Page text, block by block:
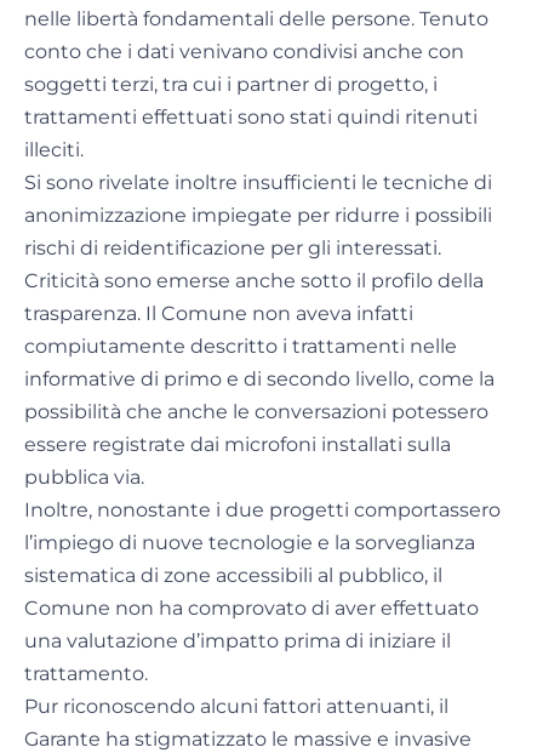
nelle libertà fondamentali delle persone. Tenuto
conto che i dati venivano condivisi anche con
soggetti terzi, tra cui i partner di progetto, i
trattamenti effettuati sono stati quindi ritenuti
illeciti.
Si sono rivelate inoltre insufficienti le tecniche di
anonimizzazione impiegate per ridurre i possibili
rischi di reidentificazione per gli interessati.
Criticità sono emerse anche sotto il profilo della
trasparenza. Il Comune non aveva infatti
compiutamente descritto i trattamenti nelle
informative di primo e di secondo livello, come la
possibilità che anche le conversazioni potessero
essere registrate dai microfoni installati sulla
pubblica via.
Inoltre, nonostante i due progetti comportassero
l’impiego di nuove tecnologie e la sorveglianza
sistematica di zone accessibili al pubblico, il
Comune non ha comprovato di aver effettuato
una valutazione d’impatto prima di iniziare il
trattamento.
Pur riconoscendo alcuni fattori attenuanti, il
Garante ha stigmatizzato le massive e invasive